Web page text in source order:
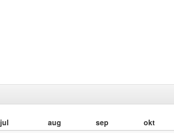
jul aug sep okt